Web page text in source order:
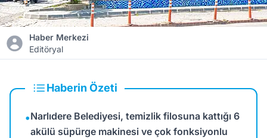
Haber Merkezi
Editöryal
Haberin Özeti
•Narlıdere Belediyesi, temizlik filosuna kattığı 6
akülü süpürge makinesi ve çok fonksiyonlu